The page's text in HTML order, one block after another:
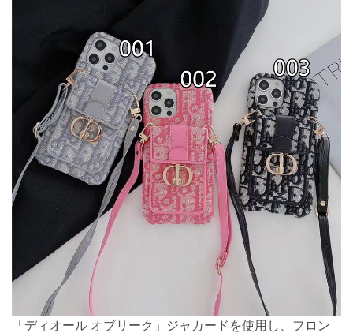
「ディオール オブリーク」ジャカードを使用し、フロン